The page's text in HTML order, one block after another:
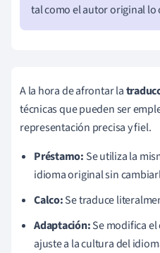
tal como el autor original lo
A la hora de afrontar la
técnicas que pueden ser
representación precisa y fiel.
Préstamo: Se utiliza la
idioma original sin
Calco:Se traduce
Adaptación:Se modifica
ajuste a la cultura del